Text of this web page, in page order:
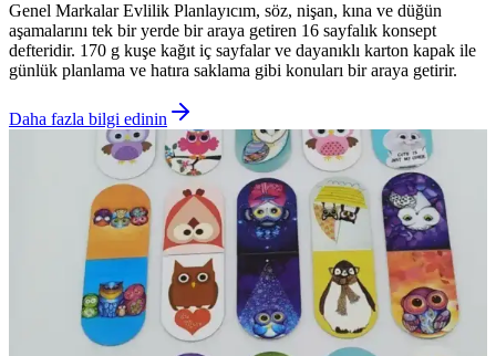
Genel Markalar Evlilik Planlayıcım, söz, nişan, kına ve düğün
aşamalarını tek bir yerde bir araya getiren 16 sayfalık konsept
defteridir. 170 g kuşe kağıt iç sayfalar ve dayanıklı karton kapak ile
günlük planlama ve hatıra saklama gibi konuları bir araya getirir.
Daha fazla bilgi edinin